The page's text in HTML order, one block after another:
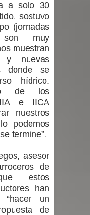
a solo 30
sostuvo
(jornadas
son muy
muestran
y nuevas
donde se
hídrico.
de los
e IICA
nuestros
podemos
termine”.
asesor
de
estos
han
“hacer un
de